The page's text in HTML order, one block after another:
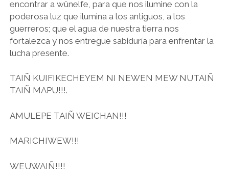
encontrar a wünelfe, para que nos ilumine con la
poderosa luz que ilumina a los antiguos, a los
guerreros; que el agua de nuestra tierra nos
fortalezca y nos entregue sabiduría para enfrentar la
lucha presente.
TAIÑ KUIFIKECHEYEM NI NEWEN MEW NUTAIÑ
TAIÑ MAPU!!!.
AMULEPE TAIÑ WEICHAN!!!
MARICHIWEW!!!
WEUWAIÑ!!!!